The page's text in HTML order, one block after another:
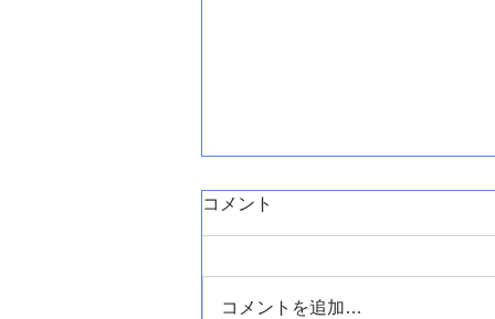
コメント
コメントを追加…